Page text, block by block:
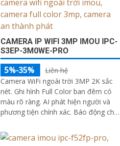
CAMERA IP WIFI 3MP IMOU IPC-
S3EP-3M0WE-PRO
5%-35%
Liên hệ
Camera WiFi ngoài trời 3MP 2K sắc
nét. Ghi hình Full Color ban đêm có
màu rõ ràng. AI phát hiện người và
phương tiện chính xác. Báo động chủ